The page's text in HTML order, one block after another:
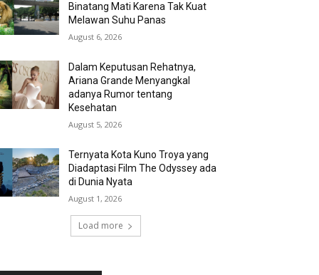
Binatang Mati Karena Tak Kuat
Melawan Suhu Panas
August 6, 2026
Dalam Keputusan Rehatnya,
Ariana Grande Menyangkal
adanya Rumor tentang
Kesehatan
August 5, 2026
Ternyata Kota Kuno Troya yang
Diadaptasi Film The Odyssey ada
di Dunia Nyata
August 1, 2026
Load more